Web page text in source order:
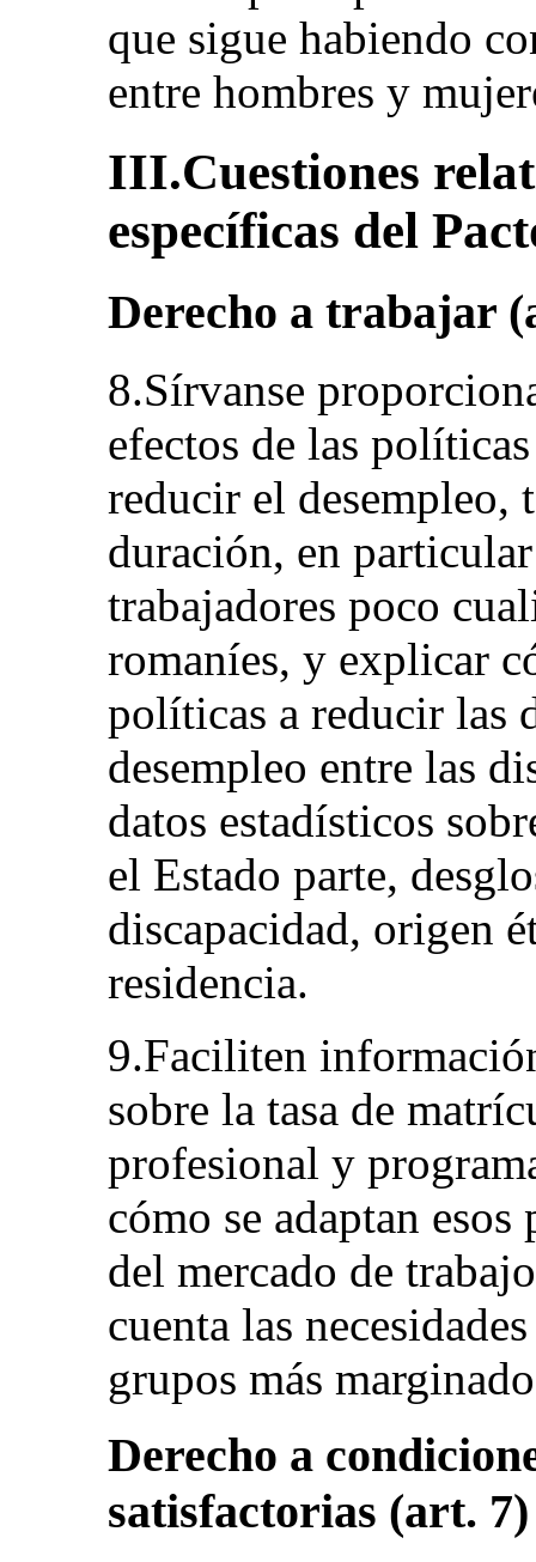
que sigue habiendo
entre hombres y
III.Cuestiones
específicas del
Derecho a trabajar
8.Sírvanse
efectos de las
reducir el desempleo,
duración, en
trabajadores poco
romaníes, y explicar
políticas a reducir las
desempleo entre las
datos estadísticos
el Estado parte,
discapacidad, origen
residencia.
9.Faciliten
sobre la tasa de
profesional y
cómo se adaptan esos
del mercado de
cuenta las
grupos más
Derecho a
satisfactorias (art. 7)